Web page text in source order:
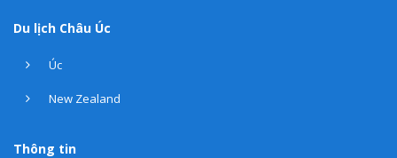
Du lịch Châu Úc
Úc
New Zealand
Thông tin